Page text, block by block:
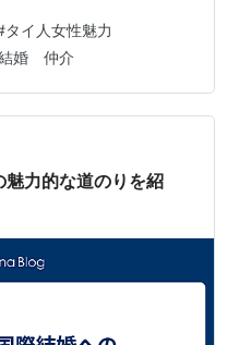
も理解されます。今回
彼女たちの生活や性格
性について深く掘り下げ
と魅力 笑顔が素敵 タイ
で知られています。
イでは、コミュニケ…
タイ人女性魅力
婚 仲介
力的な道のりを紹